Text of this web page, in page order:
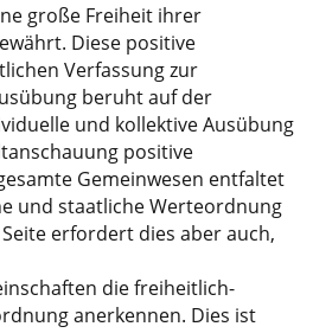
große Freiheit ihrer
Diese positive
Verfassung zur
beruht auf der
und kollektive Ausübung
positive
Gemeinwesen entfaltet
und staatliche Werteordnung
erfordert dies aber auch,
die freiheitlich-
anerkennen. Dies ist